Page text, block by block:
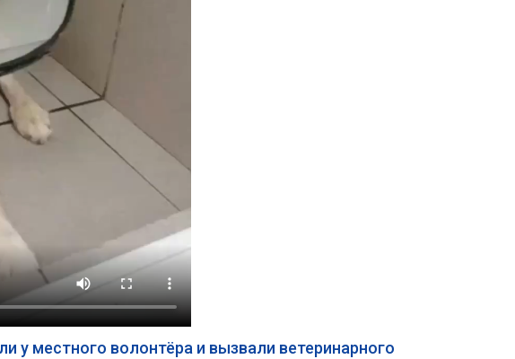
у местного волонтёра и вызвали ветеринарного